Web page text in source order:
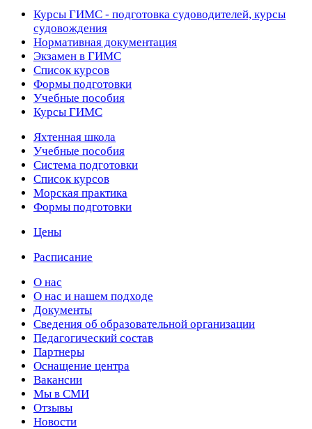
Курсы ГИМС - подготовка судоводителей, курсы
судовождения
Нормативная документация
Экзамен в ГИМС
Список курсов
Формы подготовки
Учебные пособия
Курсы ГИМС
Яхтенная школа
Учебные пособия
Cистема подготовки
Список курсов
Морская практика
Формы подготовки
Цены
Расписание
О нас
О нас и нашем подходе
Документы
Сведения об образовательной организации
Педагогический состав
Партнеры
Оснащение центра
Вакансии
Мы в СМИ
Отзывы
Новости